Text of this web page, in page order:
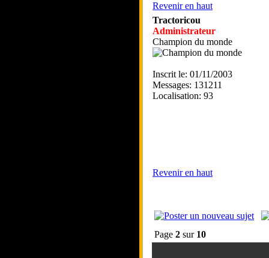
Revenir en haut
Tractoricou
Administrateur
Champion du monde
Inscrit le: 01/11/2003
Messages: 131211
Localisation: 93
Revenir en haut
Page 2 sur 10